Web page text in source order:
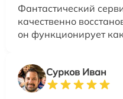
Фантастический
качественно
он функционирует
Сурков Иван